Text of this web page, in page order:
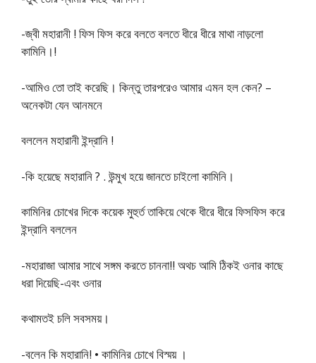
-জ্বী মহারানী ! ফিস ফিস করে বলতে বলতে ধীরে ধীরে মাথা নাড়লাে
কামিনি।!
-আমিও তাে তাই করেছি। কিন্তু তারপরেও আমার এমন হল কেন? –
অনেকটা যেন আনমনে
বললেন মহারানী ইন্দ্রানি !
-কি হয়েছে মহারানি ? . উন্মুখ হয়ে জানতে চাইলাে কামিনি।
কামিনির চোখের দিকে কয়েক মুহুর্ত তাকিয়ে থেকে ধীরে ধীরে ফিসফিস করে
ইন্দ্রানি বললেন
-মহারাজা আমার সাথে সঙ্গম করতে চাননা!! অথচ আমি ঠিকই ওনার কাছে
ধরা দিয়েছি-এবং ওনার
কথামতই চলি সবসময়।
-বলেন কি মহারানি! • কামিনির চোখে বিস্ময় ।